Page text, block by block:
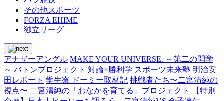
その他スポーツ
FORZA EHIME
独立リーグ
アナザーアングル MAKE YOUR UNIVERSE. ～第二の開学
～ バトンプロジェクト 対論×勝利学 スポーツ未来塾 明治安
田レポート 学生寮 ドーミー取材記 挑戦者たち〜二宮清純の
視点〜 二宮清純の「おなかを育てる」プロジェクト
【特別